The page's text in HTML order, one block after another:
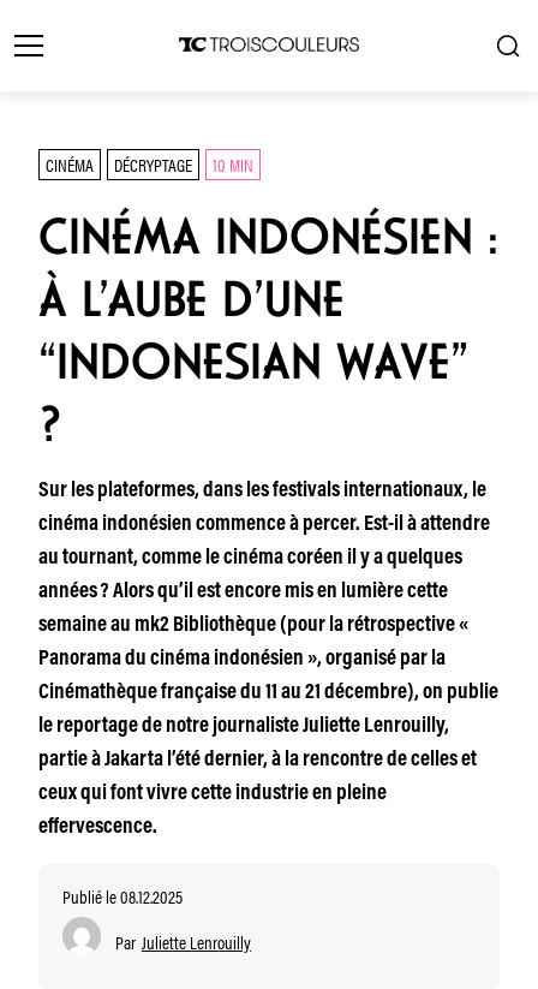
CINÉMA DÉCRYPTAGE 10 MIN
CINÉMA INDONÉSIEN :
À L’AUBE D’UNE
“INDONESIAN WAVE”
?
Sur les plateformes, dans les festivals internationaux, le
cinéma indonésien commence à percer. Est-il à attendre
au tournant, comme le cinéma coréen il y a quelques
années ? Alors qu’il est encore mis en lumière cette
semaine au mk2 Bibliothèque (pour la rétrospective «
Panorama du cinéma indonésien », organisé par la
Cinémathèque française du 11 au 21 décembre), on publie
le reportage de notre journaliste Juliette Lenrouilly,
partie à Jakarta l’été dernier, à la rencontre de celles et
ceux qui font vivre cette industrie en pleine
effervescence.
Publié le 08.12.2025
Par Juliette Lenrouilly